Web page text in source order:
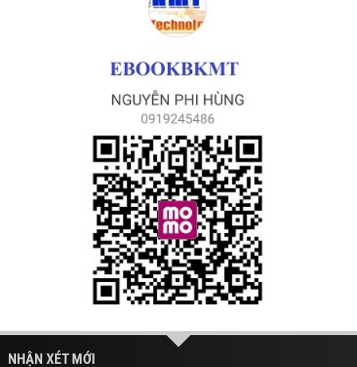
NHẬN XÉT MỚI